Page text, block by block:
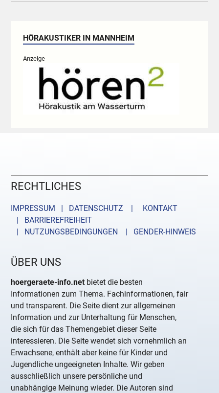
HÖRAKUSTIKER IN MANNHEIM
Anzeige
RECHTLICHES
IMPRESSUM | DATENSCHUTZ |
KONTAKT
| BARRIEREFREIHEIT
| NUTZUNGSBEDINGUNGEN
| GENDER-HINWEIS
ÜBER UNS
hoergeraete-info.net bietet die besten
Informationen zum Thema. Fachinformationen, fair
und transparent. Die Seite dient zur allgemeinen
Information und zur Unterhaltung für Menschen,
die sich für das Themengebiet dieser Seite
interessieren. Die Seite wendet sich vornehmlich an
Erwachsene, enthält aber keine für Kinder und
Jugendliche ungeeigneten Inhalte. Wir geben
ausschließlich unsere persönliche und
unabhängige Meinung wieder. Die Autoren sind